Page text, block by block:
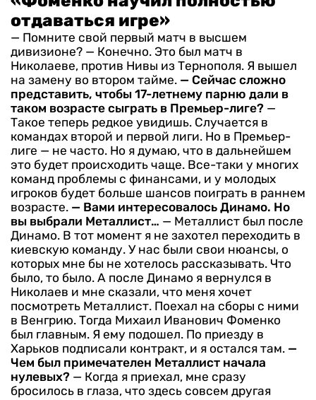
отдаваться игре»
— Помните свой первый матч в высшем
дивизионе? — Конечно. Это был матч в
Николаеве, против Нивы из Тернополя. Я вышел
на замену во втором тайме. — Сейчас сложно
представить, чтобы 17-летнему парню дали в
таком возрасте сыграть в Премьер-лиге? —
Такое теперь редкое увидишь. Случается в
командах второй и первой лиги. Но в Премьер-
лиге — не часто. Но я думаю, что в дальнейшем
это будет происходить чаще. Все-таки у многих
команд проблемы с финансами, и у молодых
игроков будет больше шансов поиграть в раннем
возрасте. — Вами интересовалось Динамо. Но
вы выбрали Металлист… — Металлист был после
Динамо. В тот момент я не захотел переходить в
киевскую команду. У нас были свои нюансы, о
которых мне бы не хотелось рассказывать. Что
было, то было. А после Динамо я вернулся в
Николаев и мне сказали, что меня хочет
посмотреть Металлист. Поехал на сборы с ними
в Венгрию. Тогда Михаил Иванович Фоменко
был главным. Я ему подошел. По приезду в
Харьков подписали контракт, и я остался там. —
Чем был примечателен Металлист начала
нулевых? — Когда я приехал, мне сразу
бросилось в глаза, что здесь совсем другая